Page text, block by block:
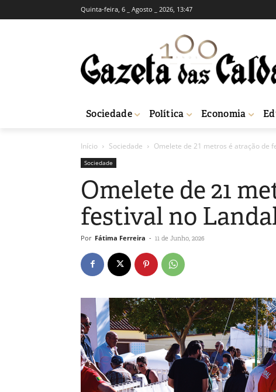
Quinta-feira, 6 _ Agosto _ 2026, 13:47
Sociedade Política Economia
Início Sociedade Omelete de 21 metros é atração de
Sociedade
Omelete de 21
festival no
Por Fátima Ferreira - 11 de Junho, 2026